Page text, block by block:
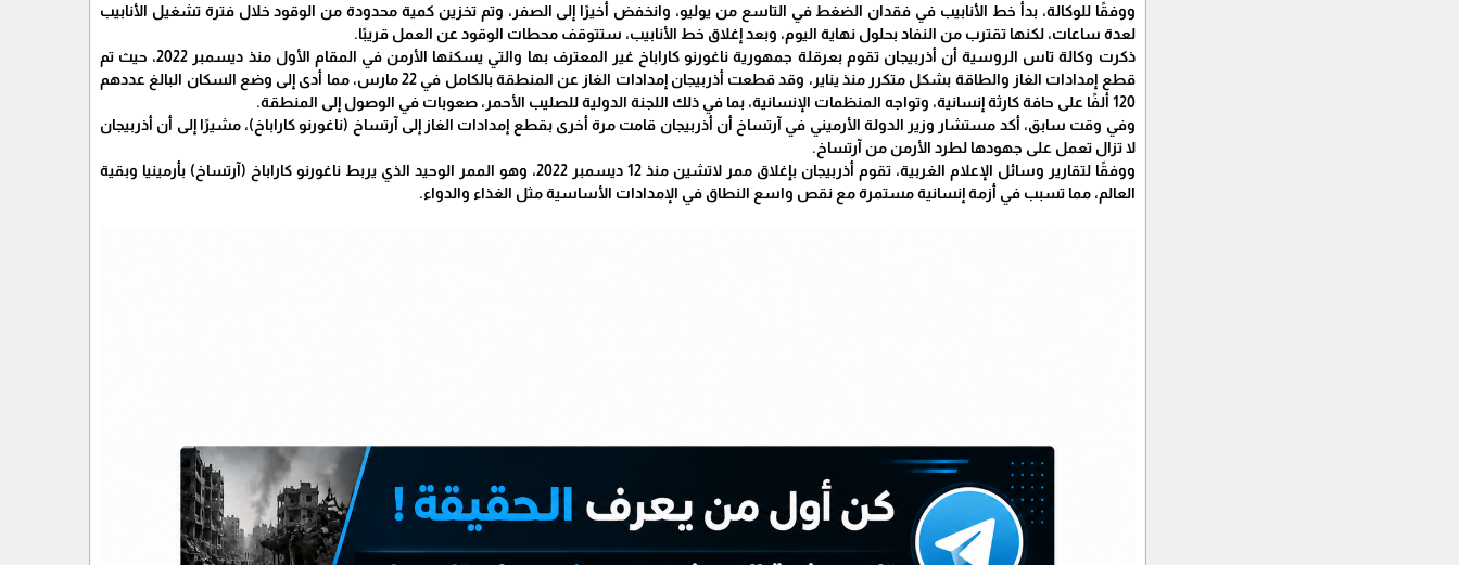
ووفقًا للوكالة، بدأ خط الأنابيب في فقدان الضغط في التاسع من يوليو، وانخفض أخيرًا إلى الصفر، وتم تخزين كمية محدودة من الوقود خلال فترة تشغيل الأنابيب
لعدة ساعات، لكنها تقترب من النفاد بحلول نهاية اليوم، وبعد إغلاق خط الأنابيب، ستتوقف محطات الوقود عن العمل قريبًا.
ذكرت وكالة تاس الروسية أن أذربيجان تقوم بعرقلة جمهورية ناغورنو كاراباخ غير المعترف بها والتي يسكنها الأرمن في المقام الأول منذ ديسمبر 2022، حيث تم
قطع إمدادات الغاز والطاقة بشكل متكرر منذ يناير، وقد قطعت أذربيجان إمدادات الغاز عن المنطقة بالكامل في 22 مارس، مما أدى إلى وضع السكان البالغ عددهم
120 ألفًا على حافة كارثة إنسانية، وتواجه المنظمات الإنسانية، بما في ذلك اللجنة الدولية للصليب الأحمر، صعوبات في الوصول إلى المنطقة.
وفي وقت سابق، أكد مستشار وزير الدولة الأرميني في آرتساخ أن أذربيجان قامت مرة أخرى بقطع إمدادات الغاز إلى آرتساخ (ناغورنو كاراباخ)، مشيرًا إلى أن أذربيجان
لا تزال تعمل على جهودها لطرد الأرمن من آرتساخ.
ووفقًا لتقارير وسائل الإعلام الغربية، تقوم أذربيجان بإغلاق ممر لاتشين منذ 12 ديسمبر 2022، وهو الممر الوحيد الذي يربط ناغورنو كاراباخ (آرتساخ) بأرمينيا وبقية
العالم، مما تسبب في أزمة إنسانية مستمرة مع نقص واسع النطاق في الإمدادات الأساسية مثل الغذاء والدواء.